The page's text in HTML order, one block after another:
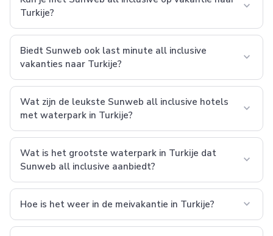
Turkije?
expand_more
Biedt Sunweb ook last minute all inclusive
vakanties naar Turkije?
expand_more
Wat zijn de leukste Sunweb all inclusive hotels
met waterpark in Turkije?
expand_more
Wat is het grootste waterpark in Turkije dat
Sunweb all inclusive aanbiedt?
expand_more
Hoe is het weer in de meivakantie in Turkije? expand_more